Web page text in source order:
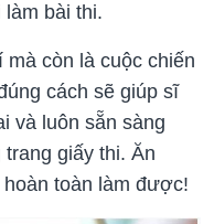
làm bài thi.
mà còn là cuộc chiến
cách sẽ giúp sĩ
và luôn sẵn sàng
trang giấy thi. Ăn
toàn làm được!